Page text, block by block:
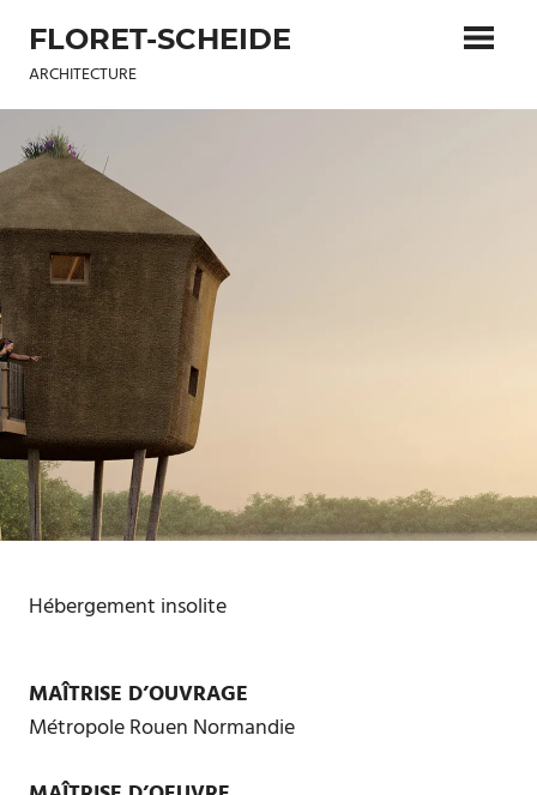
content
FLORET-SCHEIDE
ARCHITECTURE
Hébergement insolite
MAÎTRISE D’OUVRAGE
Métropole Rouen Normandie